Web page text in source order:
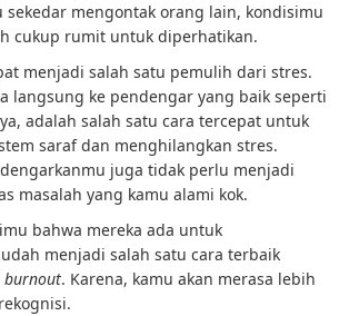
sekedar mengontak orang lain, kondisimu
cukup rumit untuk diperhatikan.
menjadi salah satu pemulih dari stres.
langsung ke pendengar yang baik seperti
adalah salah satu cara tercepat untuk
saraf dan menghilangkan stres.
juga tidak perlu menjadi
masalah yang kamu alami kok.
bahwa mereka ada untuk
menjadi salah satu cara terbaik
burnout. Karena, kamu akan merasa lebih